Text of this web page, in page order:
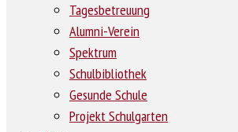
Tagesbetreuung
Alumni-Verein
Spektrum
Schulbibliothek
Gesunde Schule
Projekt Schulgarten